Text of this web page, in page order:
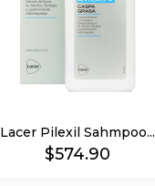
Lacer Pilexil Sahmpoo...
Precio
$574.90